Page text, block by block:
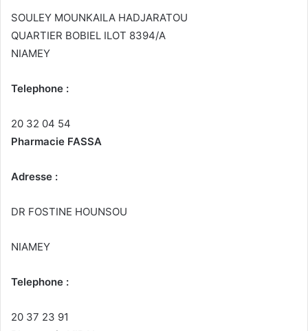
SOULEY MOUNKAILA HADJARATOU
QUARTIER BOBIEL ILOT 8394/A
NIAMEY
Telephone :
20 32 04 54
Pharmacie FASSA
Adresse :
DR FOSTINE HOUNSOU
NIAMEY
Telephone :
20 37 23 91